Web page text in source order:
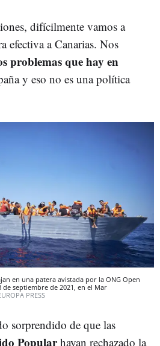
difícilmente vamos a
efectiva a Canarias. Nos
problemas que hay en
y eso no es una política
en una patera avistada por la ONG Open
septiembre de 2021, en el Mar
PRESS
sorprendido de que las
Popularhayan rechazado la